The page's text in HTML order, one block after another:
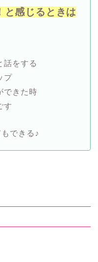
感じるときは
話をする
プ
できた時
す
できる♪